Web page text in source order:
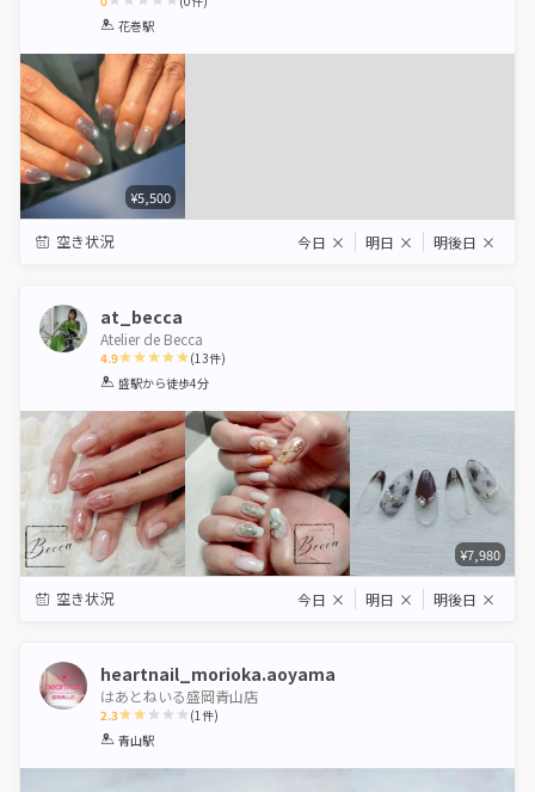
1 2 3 4
花巻駅
¥5,500
空き状況 今日 × 明日 × 明後日 ×
at_becca
Atelier de Becca
4.9
1 2 3 4 5
(13件)
盛駅から徒歩4分
¥7,980
空き状況 今日 × 明日 × 明後日 ×
heartnail_morioka.aoyama
はあとねいる盛岡青山店
2.3
1 2 3
(1件)
青山駅